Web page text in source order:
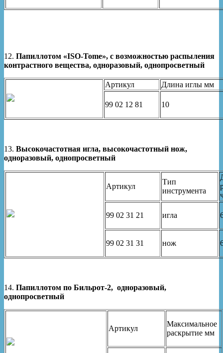
12. Папиллотом «ISO-Tome», с возможностью распыления
контрастного вещества, одноразовый, однопросветный
Артикул Длина иглы мм
99 02 12 81 10
13. Высокочастотная игла, высокочастотный нож,
одноразовый, однопросветный
Артикул
Тип
инструмента
99 02 31 21 игла
99 02 31 31 нож
14. Папиллотом по Бильрот-2, одноразовый,
однопросветный
Артикул
Максимальное
раскрытие мм